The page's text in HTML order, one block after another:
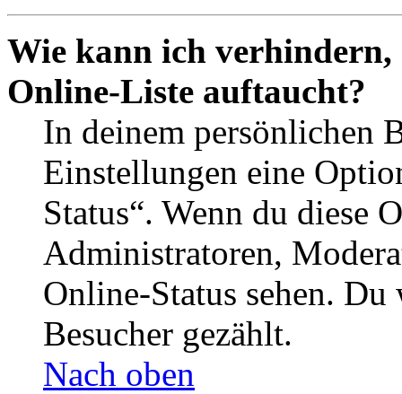
Wie kann ich verhindern,
Online-Liste auftaucht?
In deinem persönlichen
Einstellungen eine
Status“. Wenn du diese
Administratoren,
Online-Status sehen.
Besucher gezählt.
Nach oben